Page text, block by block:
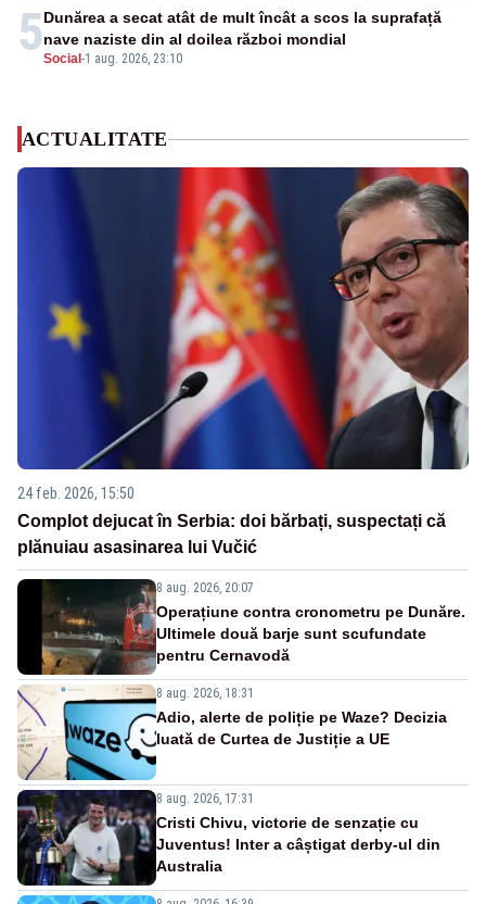
5Social -1 aug. 2026, 23:10
Dunărea a secat atât de mult încât a scos la suprafață
nave naziste din al doilea război mondial
ACTUALITATE
24 feb. 2026, 15:50
Complot dejucat în Serbia: doi bărbați, suspectați că
plănuiau asasinarea lui Vučić
8 aug. 2026, 20:07
Operațiune contra cronometru pe Dunăre.
Ultimele două barje sunt scufundate
pentru Cernavodă
8 aug. 2026, 18:31
Adio, alerte de poliție pe Waze? Decizia
luată de Curtea de Justiție a UE
8 aug. 2026, 17:31
Cristi Chivu, victorie de senzație cu
Juventus! Inter a câștigat derby-ul din
Australia